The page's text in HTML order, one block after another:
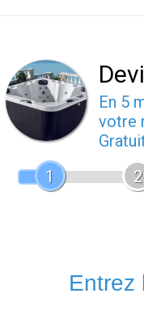
En 5
votre
1
2
Entrez